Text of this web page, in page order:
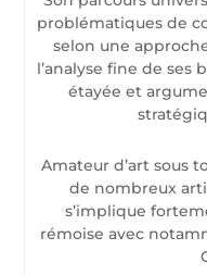
problématiques de
selon une
l’analyse fine de ses
étayée et
Amateur d’art sous
de nombreux
s’implique
rémoise avec